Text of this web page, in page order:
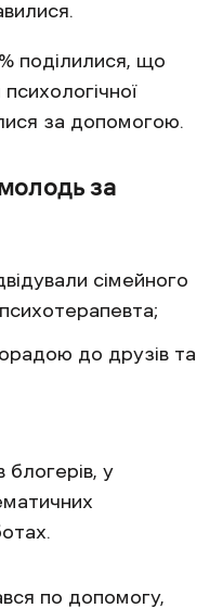
поділилися, що
за допомогою.
за
сімейного
до друзів та
у
по допомогу,